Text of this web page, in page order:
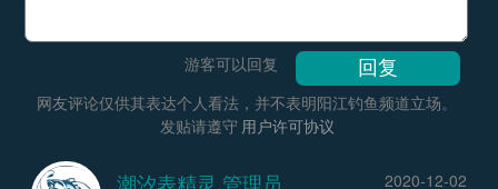
游客可以回复
网友评论仅供其表达个人看法，并不表明阳江钓鱼频道立场。
发贴请遵守 用户许可协议
潮汐表精灵.管理员
2020-12-02